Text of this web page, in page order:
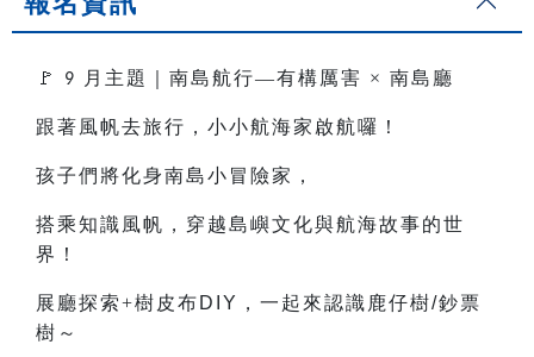
🚩 9 月主題｜南島航行—有構厲害 × 南島廳
跟著風帆去旅行，小小航海家啟航囉！
孩子們將化身南島小冒險家，
搭乘知識風帆，穿越島嶼文化與航海故事的世
界！
展廳探索+樹皮布 DIY ，一起來認識鹿仔樹/鈔票
樹～